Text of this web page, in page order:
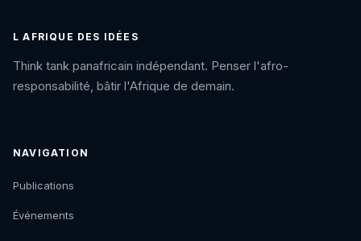
L AFRIQUE DES IDÉES
Think tank panafricain indépendant. Penser l'afro-
responsabilité, bâtir l'Afrique de demain.
NAVIGATION
Publications
Événements